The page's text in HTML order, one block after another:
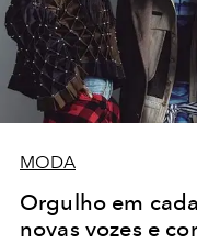
MODA
Orgulho em
novas vozes e